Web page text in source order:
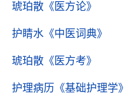
琥珀散 《医方论》
护睛水 《中医词典》
琥珀散 《医方考》
护理病历 《基础护理学》